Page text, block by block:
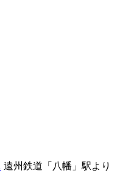
遠州鉄道「八幡」駅より